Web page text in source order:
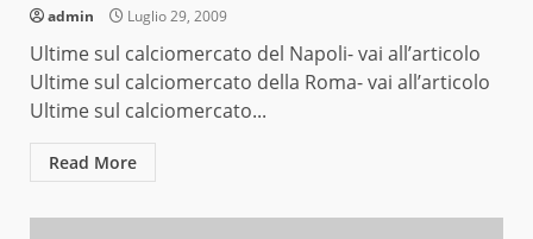
admin Luglio 29, 2009
Ultime sul calciomercato del Napoli- vai all’articolo
Ultime sul calciomercato della Roma- vai all’articolo
Ultime sul calciomercato...
Read More